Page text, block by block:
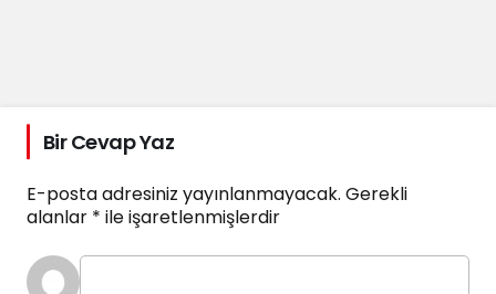
Bir Cevap Yaz
E-posta adresiniz yayınlanmayacak. Gerekli
alanlar * ile işaretlenmişlerdir